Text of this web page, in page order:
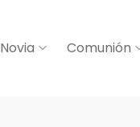
Novia Comunión